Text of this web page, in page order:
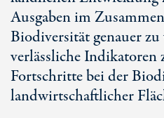
Ausgaben im
Biodiversität genauer
verlässliche Indikatoren
Fortschritte bei der
landwirtschaftlicher